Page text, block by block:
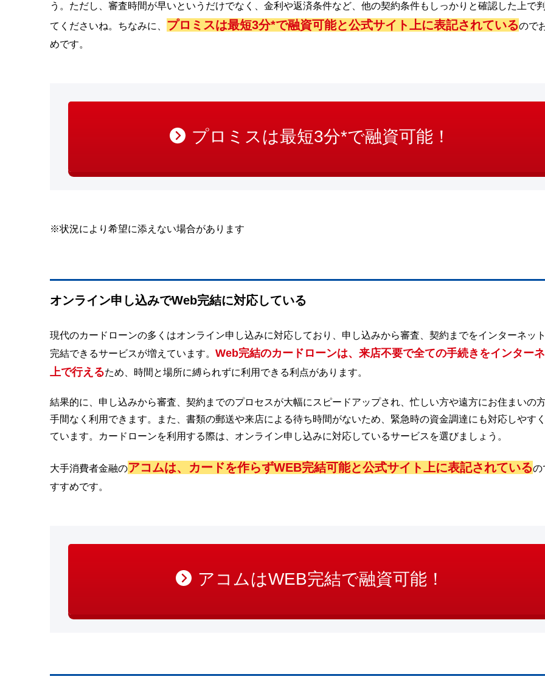
う。ただし、審査時間が早いというだけでなく、金利や返済条件など、他の契約条件もしっかりと確認した上で
てくださいね。ちなみに、 プロミスは最短3分*で融資可能と公式サイト上に表記されているので
めです。
プロミスは最短3分*で融資可能！
※状況により希望に添えない場合があります
オンライン申し込みでWeb完結に対応している
現代のカードローンの多くはオンライン申し込みに対応しており、申し込みから審査、契約までをインターネッ
完結できるサービスが増えています。 Web完結のカードローンは、来店不要で全ての手続きをインター
上で行えるため、時間と場所に縛られずに利用できる利点があります。
結果的に、申し込みから審査、契約までのプロセスが大幅にスピードアップされ、忙しい方や遠方にお住まいの
手間なく利用できます。また、書類の郵送や来店による待ち時間がないため、緊急時の資金調達にも対応しやす
ています。カードローンを利用する際は、オンライン申し込みに対応しているサービスを選びましょう。
大手消費者金融のアコムは、カードを作らずWEB完結可能と公式サイト上に表記されているの
すすめです。
アコムはWEB完結で融資可能！